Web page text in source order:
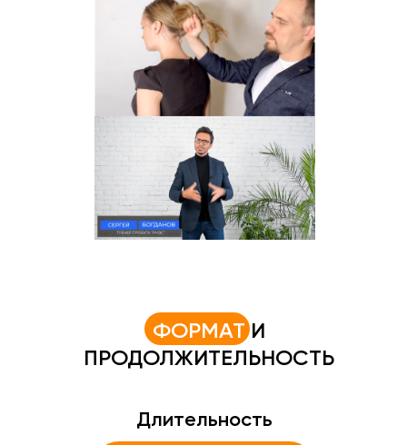
Длительность
ФОРМАТИ
ПРОДОЛЖИТЕЛЬНОСТЬ